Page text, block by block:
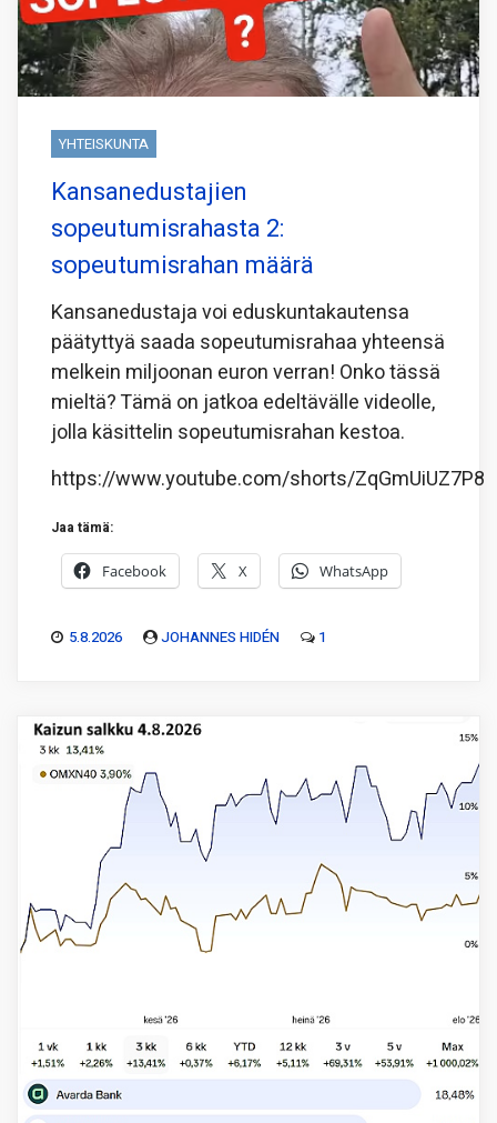
YHTEISKUNTA
Kansanedustajien
sopeutumisrahasta 2:
sopeutumisrahan määrä
Kansanedustaja voi eduskuntakautensa
päätyttyä saada sopeutumisrahaa yhteensä
melkein miljoonan euron verran! Onko tässä
mieltä? Tämä on jatkoa edeltävälle videolle,
jolla käsittelin sopeutumisrahan kestoa.
https://www.youtube.com/shorts/ZqGmUiUZ7P8
Jaa tämä:
Facebook X WhatsApp
5.8.2026 JOHANNES HIDÉN 1